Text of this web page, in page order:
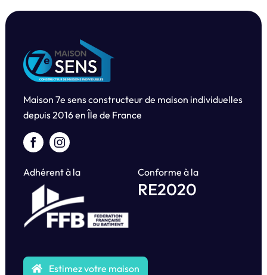
Maison 7e sens constructeur de maison individuelles
depuis2016 en Île de France
Adhérent à la Conforme à la
RE2020
Estimez votre maison